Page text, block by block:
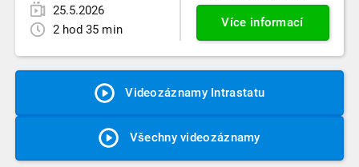
25.5.2026
2 hod 35 min
Více informací
Videozáznamy Intrastatu
Všechny videozáznamy